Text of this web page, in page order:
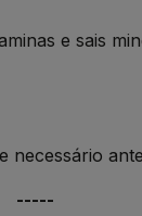
e sais
-----